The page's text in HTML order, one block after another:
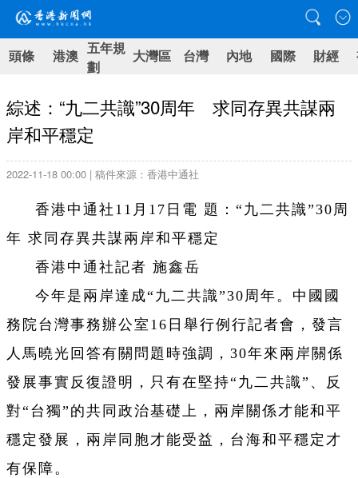
頭條 港澳 五年規
劃
大灣區 台灣 內地 國際 財經
綜述：“九二共識”30周年 求同存異共謀兩
岸和平穩定
2022-11-18 00:00 | 稿件來源：香港中通社
香港中通社11月17日電 題：“九二共識”30周
年 求同存異共謀兩岸和平穩定
香港中通社記者 施鑫岳
今年是兩岸達成“九二共識”30周年。中國國
務院台灣事務辦公室16日舉行例行記者會，發言
人馬曉光回答有關問題時強調，30年來兩岸關係
發展事實反復證明，只有在堅持“九二共識”、反
對“台獨”的共同政治基礎上，兩岸關係才能和平
穩定發展，兩岸同胞才能受益，台海和平穩定才
有保障。